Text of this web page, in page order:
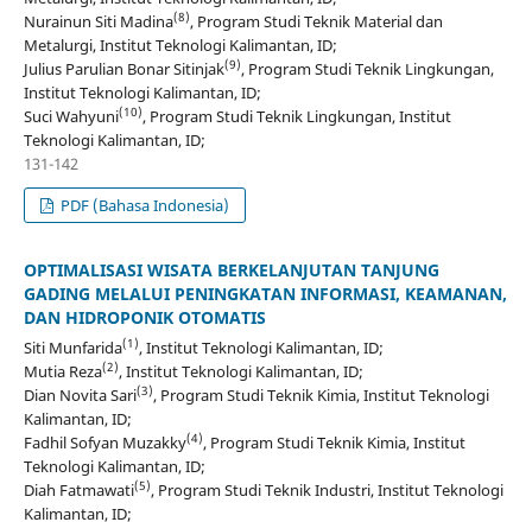
Nurainun Siti Madina(8), Program Studi Teknik Material dan
Metalurgi, Institut Teknologi Kalimantan, ID;
Julius Parulian Bonar Sitinjak(9), Program Studi Teknik Lingkungan,
Institut Teknologi Kalimantan, ID;
Suci Wahyuni(10), Program Studi Teknik Lingkungan, Institut
Teknologi Kalimantan, ID;
131-142
PDF (Bahasa Indonesia)
OPTIMALISASI WISATA BERKELANJUTAN TANJUNG
GADING MELALUI PENINGKATAN INFORMASI, KEAMANAN,
DAN HIDROPONIK OTOMATIS
Siti Munfarida(1), Institut Teknologi Kalimantan, ID;
Mutia Reza(2), Institut Teknologi Kalimantan, ID;
Dian Novita Sari(3), Program Studi Teknik Kimia, Institut Teknologi
Kalimantan, ID;
Fadhil Sofyan Muzakky(4), Program Studi Teknik Kimia, Institut
Teknologi Kalimantan, ID;
Diah Fatmawati(5), Program Studi Teknik Industri, Institut Teknologi
Kalimantan, ID;